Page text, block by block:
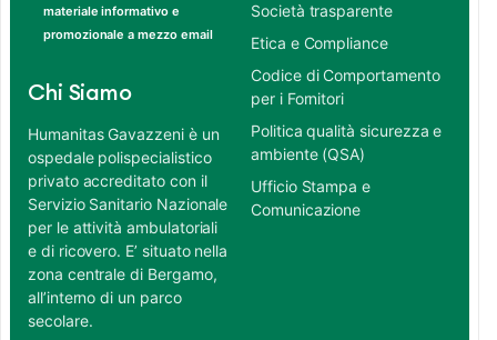
materiale informativo e
promozionale a mezzo email
Chi Siamo
Humanitas Gavazzeni è un
ospedale polispecialistico
privato accreditato con il
Servizio Sanitario Nazionale
per le attività ambulatoriali
e di ricovero. E’ situato nella
zona centrale di Bergamo,
all’interno di un parco
secolare.
Società trasparente
Etica e Compliance
Codice di Comportamento
per i Fornitori
Politica qualità sicurezza e
ambiente (QSA)
Ufficio Stampa e
Comunicazione